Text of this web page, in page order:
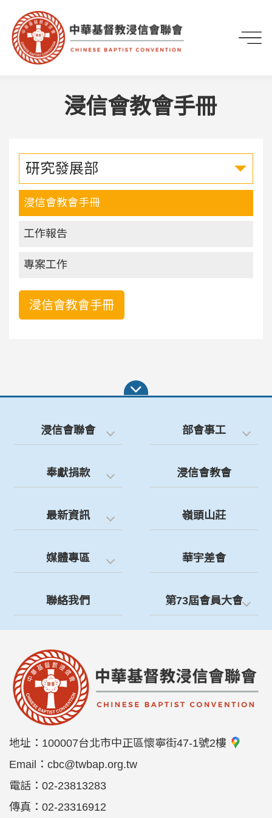
首頁
浸信會教會手冊
研究發展部
浸信會教會手冊
工作報告
專案工作
浸信會教會手冊
浸信會聯會 部會事工
奉獻捐款 浸信會教會
最新資訊 嶺頭山莊
媒體專區 華宇差會
聯絡我們 第73屆會員大會
地址： 100007台北市中正區懷寧街47-1號2樓
Email： cbc@twbap.org.tw
電話： 02-23813283
傳真： 02-23316912